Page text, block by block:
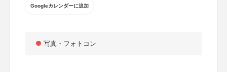
Googleカレンダーに追加
写真・フォトコン